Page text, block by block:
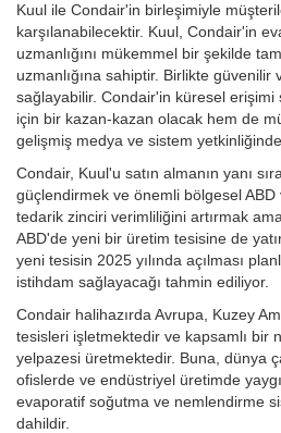
Kuul ile Condair'in birleşimiyle
karşılanabilecektir. Kuul, Condair'in
uzmanlığını mükemmel bir şekilde
uzmanlığına sahiptir. Birlikte
sağlayabilir. Condair'in küresel
için bir kazan-kazan olacak hem de
gelişmiş medya ve sistem
Condair, Kuul'u satın almanın yanı
güçlendirmek ve önemli bölgesel ABD
tedarik zinciri verimliliğini artırmak
ABD'de yeni bir üretim tesisine de
yeni tesisin 2025 yılında açılması
istihdam sağlayacağı tahmin ediliyor.
Condair halihazırda Avrupa, Kuzey
tesisleri işletmektedir ve kapsamlı bir
yelpazesi üretmektedir. Buna, dünya
ofislerde ve endüstriyel üretimde
evaporatif soğutma ve nemlendirme
dahildir.